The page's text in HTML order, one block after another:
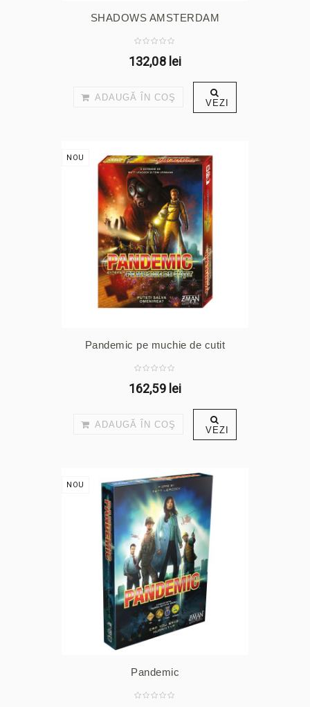
SHADOWS AMSTERDAM
132,08 lei
ADAUGĂ ÎN COŞ VEZI
NOU
Pandemic pe muchie de cutit
162,59 lei
ADAUGĂ ÎN COŞ VEZI
NOU
Pandemic